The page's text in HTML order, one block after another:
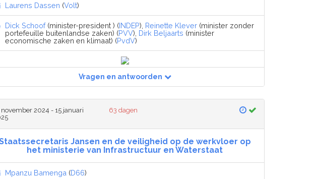
Laurens Dassen (Volt)
Dick Schoof(minister-president ) (INDEP), Reinette Klever (minister zonder
portefeuille buitenlandse zaken) (PVV), Dirk Beljaarts (minister
economische zaken en klimaat) (PvdV)
Vragen en antwoorden
november 2024 - 15 januari
63 dagen
Jansen en de veiligheid op de werkvloer op
het ministerie van Infrastructuur en Waterstaat
Mpanzu Bamenga (D66)